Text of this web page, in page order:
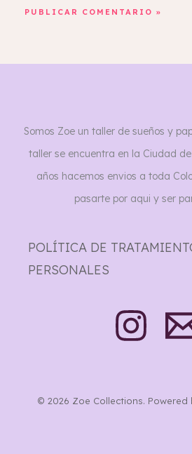
Somos Zoe un taller de sueños y
taller se encuentra en la Ciudad
años hacemos envios a toda
pasarte por aqui y ser
POLÍTICA DE
PERSONALES
© 2026 Zoe Collections. Powered